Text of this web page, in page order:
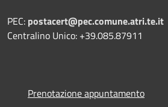
PEC: postacert@pec.comune.atri.te.it
Centralino Unico: +39.085.87911
Prenotazione appuntamento